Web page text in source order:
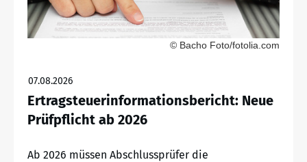
© Bacho Foto/fotolia.com
07.08.2026
Ertragsteuerinformationsbericht: Neue
Prüfpflicht ab 2026
Ab 2026 müssen Abschlussprüfer die